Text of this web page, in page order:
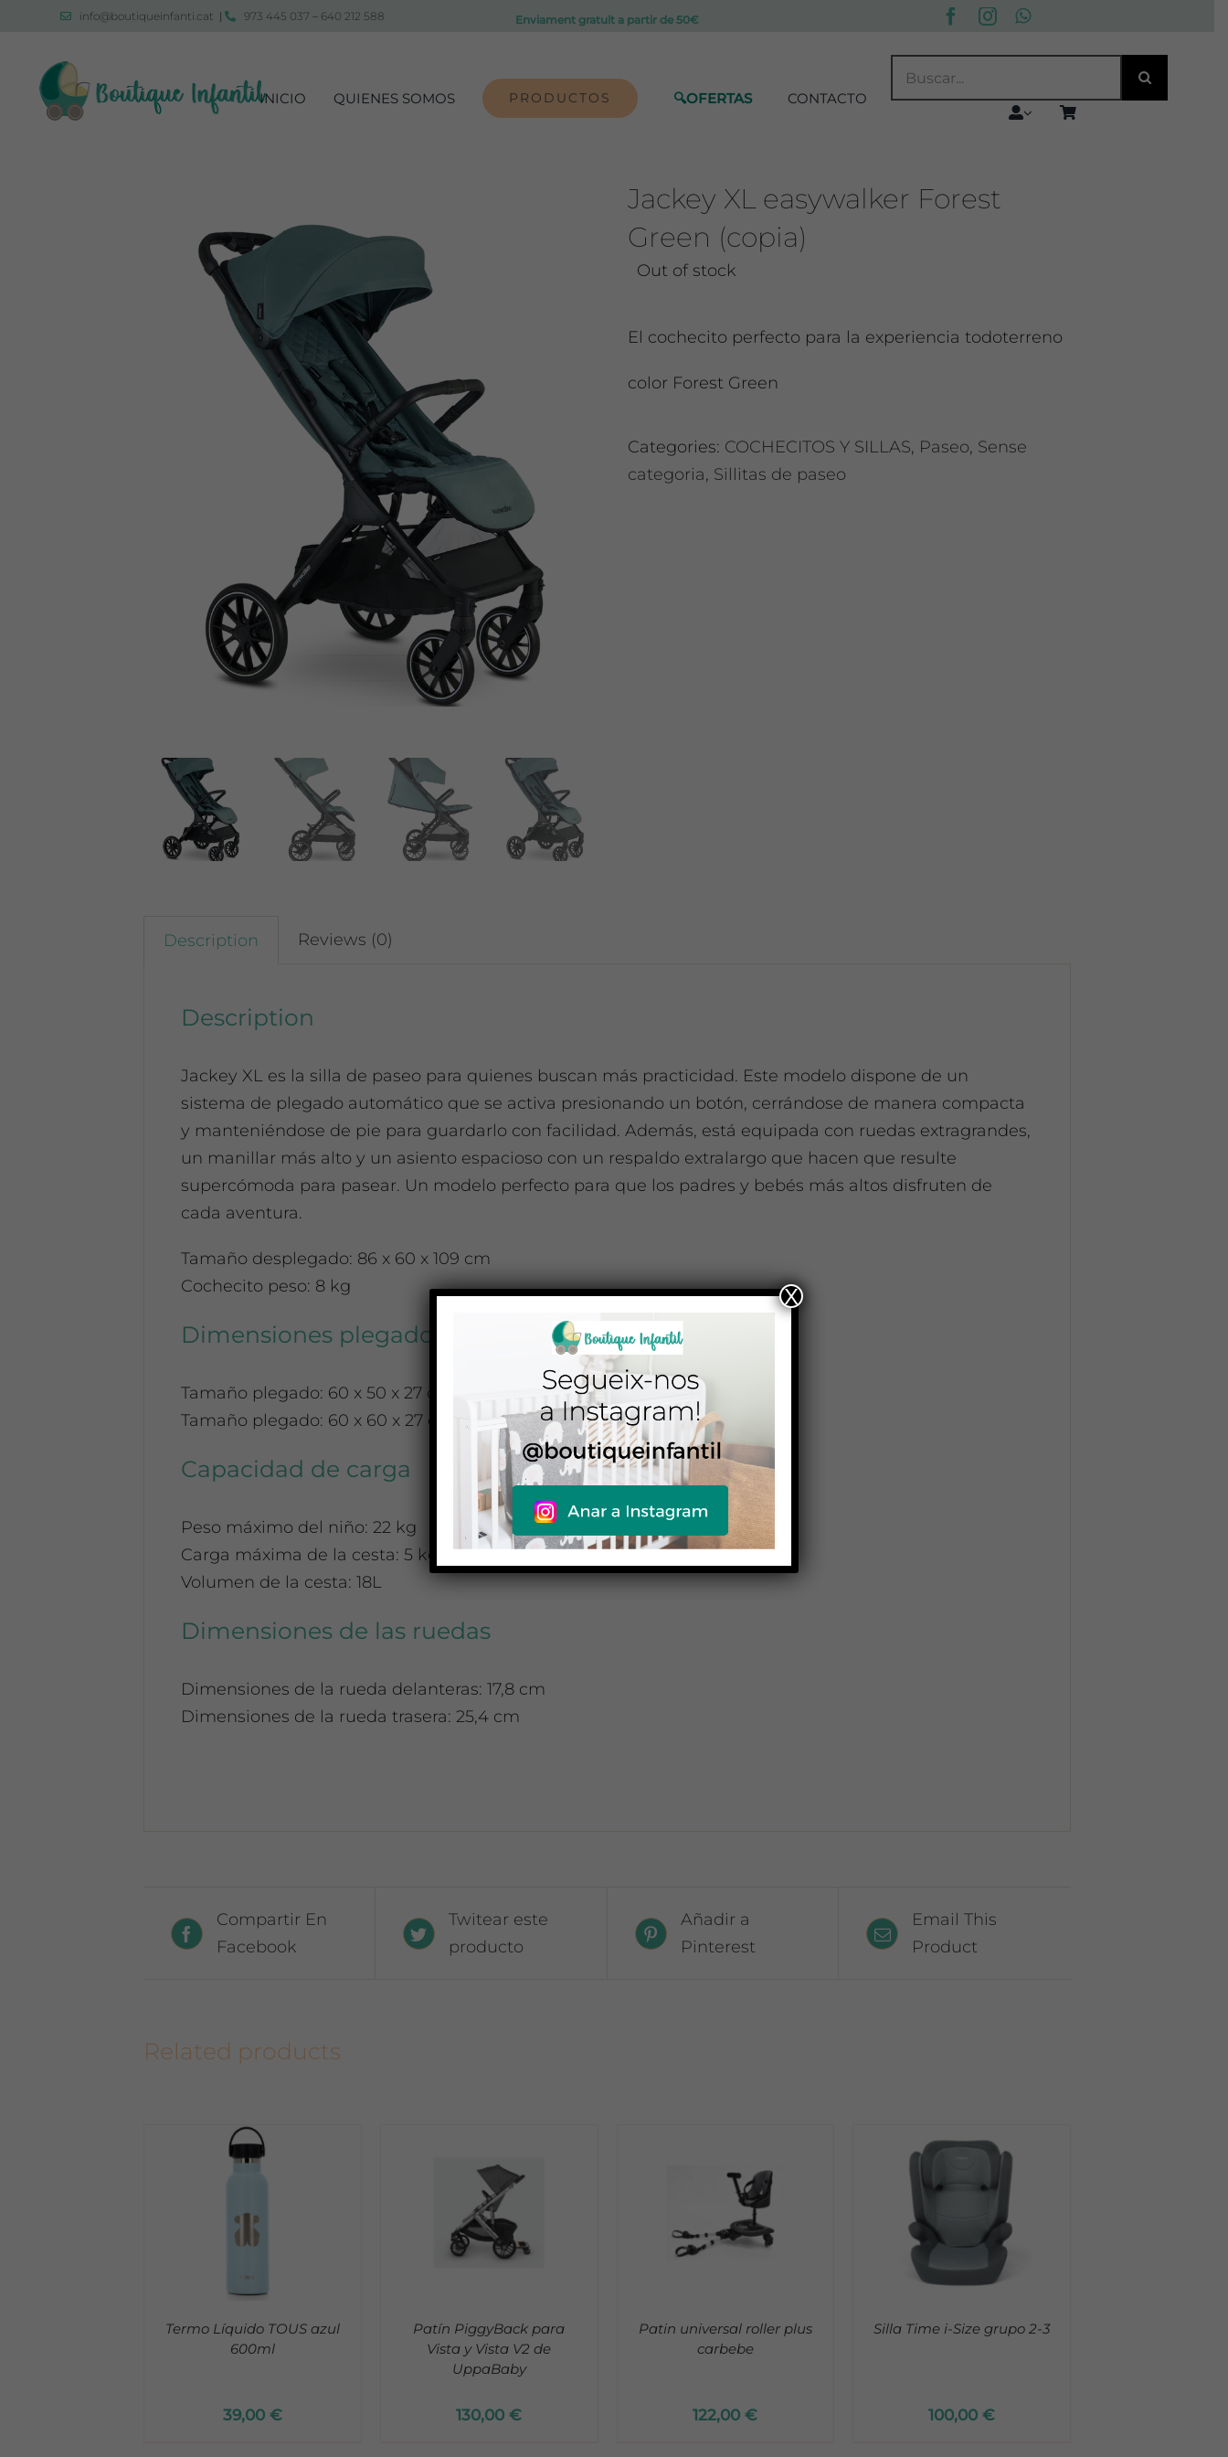
contenido
info@boutiqueinfanti.cat | 973 445 037 – 640 212 588 Enviament gratuït a partir de 50€
INICIO QUIENES SOMOS PRODUCTOS 🔍OFERTAS CONTACTO
Jackey XL easywalker Forest
Green (copia)
Out of stock
El cochecito perfecto para la experiencia todoterreno
color Forest Green
Categories: COCHECITOS Y SILLAS, Paseo, Sense
categoria, Sillitas de paseo
Description Reviews (0)
Description
Jackey XL es la silla de paseo para quienes buscan más practicidad. Este modelo dispone de un
sistema de plegado automático que se activa presionando un botón, cerrándose de manera compacta
y manteniéndose de pie para guardarlo con facilidad. Además, está equipada con ruedas extragrandes,
un manillar más alto y un asiento espacioso con un respaldo extralargo que hacen que resulte
supercómoda para pasear. Un modelo perfecto para que los padres y bebés más altos disfruten de
cada aventura.
Tamaño desplegado: 86 x 60 x 109 cm
Cochecito peso: 8 kg
Dimensiones plegado
Tamaño plegado: 60 x 50 x 27 cm (sin ruedas)
Tamaño plegado: 60 x 60 x 27 cm (con ruedas)
Capacidad de carga
Peso máximo del niño: 22 kg
Carga máxima de la cesta: 5 kg
Volumen de la cesta: 18L
Dimensiones de las ruedas
Dimensiones de la rueda delanteras: 17,8 cm
Dimensiones de la rueda trasera: 25,4 cm
Compartir En
Facebook
Twitear este
producto
Añadir a
Pinterest
Email This
Product
Related products
Termo Líquido TOUS azul
600ml
39,00 €
DETALLES
Patín PiggyBack para
Vista y Vista V2 de
UppaBaby
130,00€
ADD TO CART
DETALLES
Patin universal roller plus
carbebe
122,00€
ADD TO CART
DETALLES
Silla Time i-Size grupo 2-3
100,00€
X